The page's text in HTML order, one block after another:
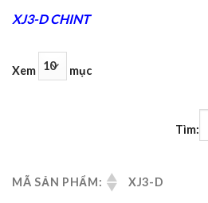
XJ3-D CHINT
Xem mục
Tìm:
MÃ SẢN PHẨM: XJ3-D